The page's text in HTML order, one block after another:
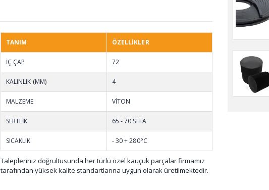
TANIM ÖZELLİKLER
İÇ ÇAP 72
KALINLIK (MM) 4
MALZEME VİTON
SERTLİK 65 - 70 SH A
SICAKLIK - 30 + 280°C
Talepleriniz doğrultusunda her türlü özel kauçuk parçalar firmamız
tarafından yüksek kalite standartlarına uygun olarak üretilmektedir.